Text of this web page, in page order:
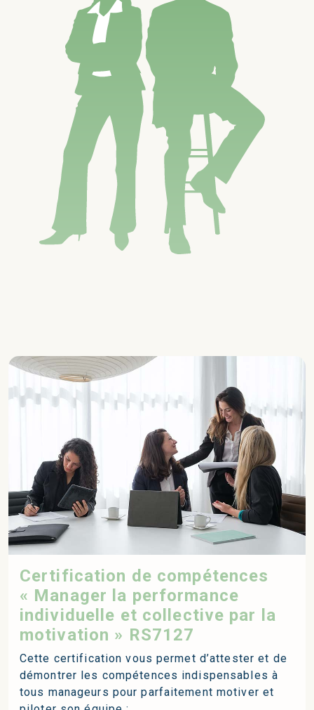
Certification de compétences
« Manager la performance
individuelle et collective par la
motivation » RS7127
Cette certification vous permet d’attester et de
démontrer les compétences indispensables à
tous manageurs pour parfaitement motiver et